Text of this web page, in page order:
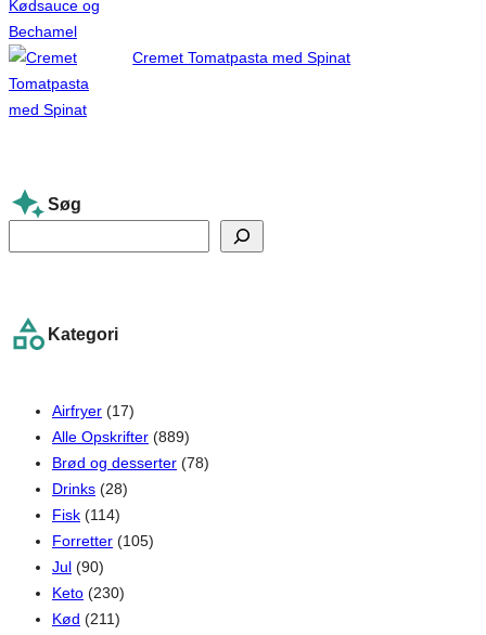
Cremet Tomatpasta med Spinat
Søg
e
c
Kategori
Airfryer (17)
Alle Opskrifter (889)
Brød og desserter (78)
Drinks (28)
Fisk (114)
Forretter (105)
Jul (90)
Keto (230)
Kød (211)